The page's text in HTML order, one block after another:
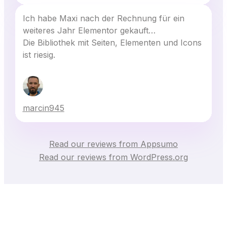
Ich habe Maxi nach der Rechnung für ein
weiteres Jahr Elementor gekauft…
Die Bibliothek mit Seiten, Elementen und Icons
ist riesig.
marcin945
Read our reviews from Appsumo
Read our reviews from WordPress.org